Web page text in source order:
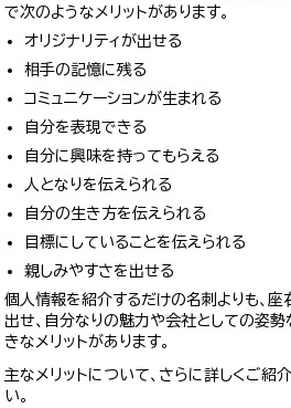
で次のようなメリットがあります。
オリジナリティが出せる
相手の記憶に残る
コミュニケーションが生まれる
自分を表現できる
自分に興味を持ってもらえる
人となりを伝えられる
自分の生き方を伝えられる
目標にしていることを伝えられる
親しみやすさを出せる
個人情報を紹介するだけの名刺よりも、座
出せ、自分なりの魅力や会社としての姿
きなメリットがあります。
主なメリットについて、さらに詳しくご紹
い。